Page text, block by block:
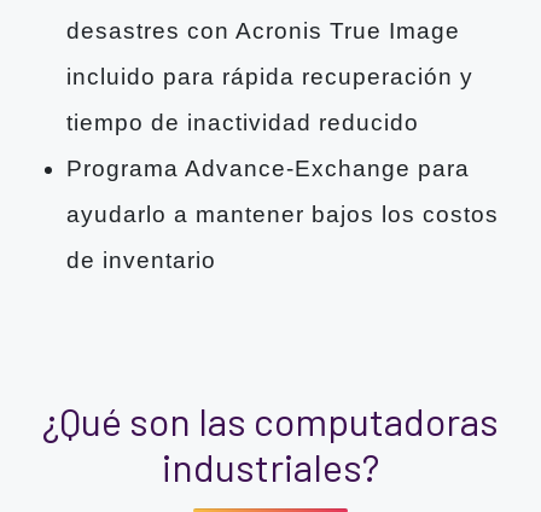
desastres con Acronis True Image
incluido para rápida recuperación y
tiempo de inactividad reducido
Programa Advance-Exchange para
ayudarlo a mantener bajos los costos
de inventario
¿Qué son las computadoras
industriales?